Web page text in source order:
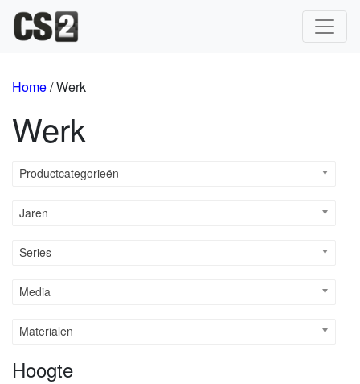
Hoofdnavigatie
Home/ Werk
Werk
Productcategorieën
Jaren
Series
Media
Materialen
Hoogte